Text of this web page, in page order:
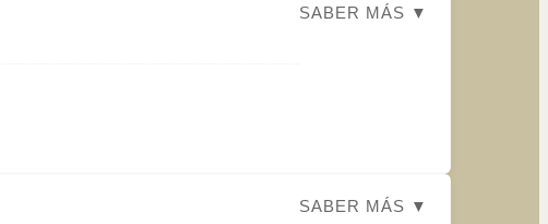
SABER MÁS ▼
SABER MÁS ▼